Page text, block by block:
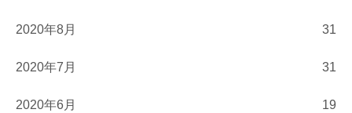
2020年8月 31
2020年7月 31
2020年6月 19